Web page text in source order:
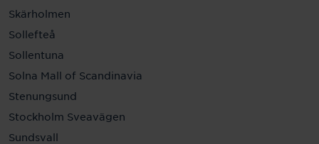
Skärholmen
Sollefteå
Sollentuna
Solna Mall of Scandinavia
Stenungsund
Stockholm Sveavägen
Sundsvall